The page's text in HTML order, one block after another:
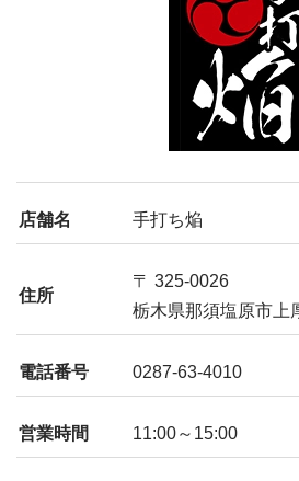
店舗名 手打ち焔
住所
〒 325-0026
栃木県那須塩原市上
電話番号 0287-63-4010
営業時間 11:00～15:00